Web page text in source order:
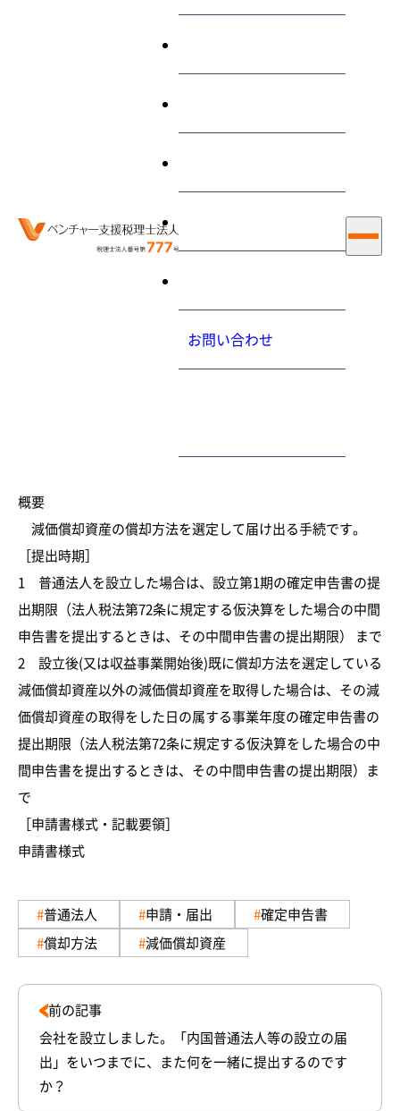
お問い合わせ
減価償却の償却方法を変更
するための「減価償却資産
の償却方法の届出」の提出
期限について教えてくださ
2013.2.3（日）
概要
減価償却資産の償却方法を選定して届け出る手続です。
［提出時期］
1 普通法人を設立した場合は、設立第1期の確定申告書の提
出期限（法人税法第72条に規定する仮決算をした場合の中間
申告書を提出するときは、その中間申告書の提出期限） まで
2 設立後(又は収益事業開始後)既に償却方法を選定している
減価償却資産以外の減価償却資産を取得した場合は、その減
価償却資産の取得をした日の属する事業年度の確定申告書の
提出期限（法人税法第72条に規定する仮決算をした場合の中
間申告書を提出するときは、その中間申告書の提出期限）ま
で
［申請書様式・記載要領］
申請書様式
普通法人 申請・届出
確定申告書
償却方法
減価償却資産
前の記事
会社を設立しました。「内国普通法人等の設立の届
出」をいつまでに、また何を一緒に提出するのです
か？